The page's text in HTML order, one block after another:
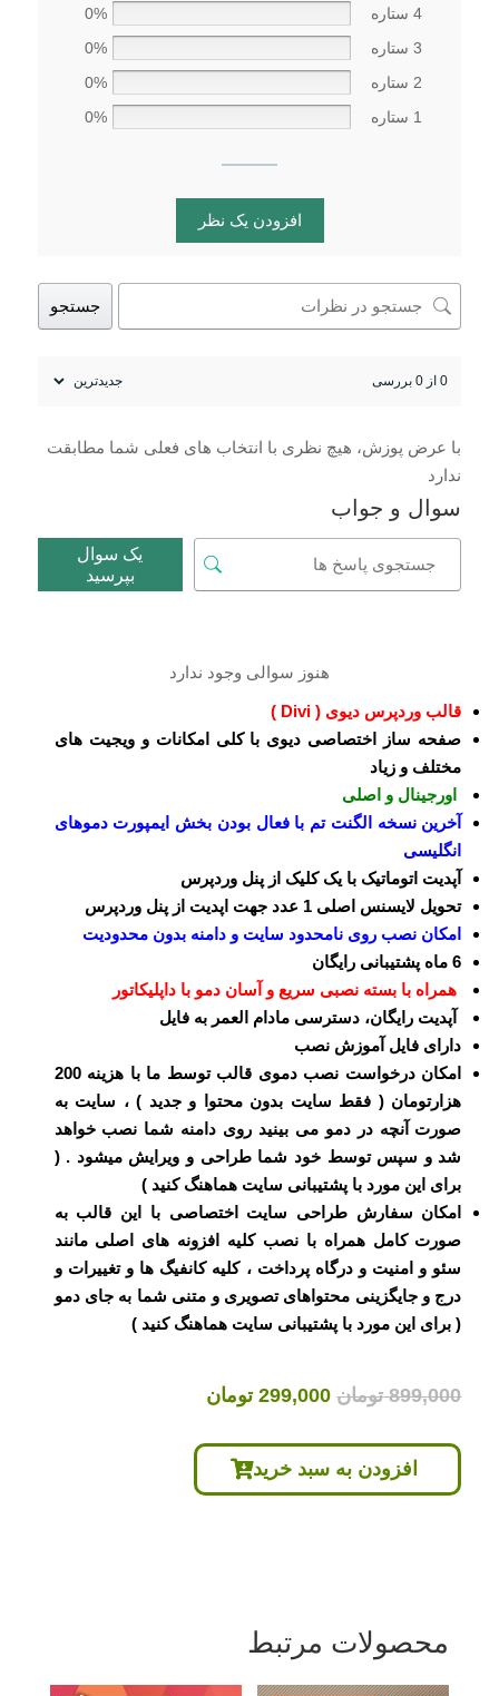
4 ستاره
0%
3 ستاره
0%
2 ستاره
0%
1 ستاره
0%
افزودن یک نظر
جستجو
0 از 0 بررسی
با عرض پوزش، هیچ نظری با انتخاب های فعلی شما مطابقت
ندارد
سوال و جواب
یک سوال
بپرسید
هنوز سوالی وجود ندارد
قالب وردپرس دیوی ( Divi )
صفحه ساز اختصاصی دیوی با کلی امکانات و ویجیت های
مختلف و زیاد
اورجینال و اصلی
آخرین نسخه الگنت تم با فعال بودن بخش ایمپورت دموهای
انگلیسی
آپدیت اتوماتیک با یک کلیک از پنل وردپرس
تحویل لایسنس اصلی 1 عدد جهت اپدیت از پنل وردپرس
امکان نصب روی نامحدود سایت و دامنه بدون محدودیت
6 ماه پشتیبانی رایگان
همراه با بسته نصبی سریع و آسان دمو با داپلیکاتور
آپدیت رایگان، دسترسی مادام العمر به فایل
دارای فایل آموزش نصب
امکان درخواست نصب دموی قالب توسط ما با هزینه 200
هزارتومان ( فقط سایت بدون محتوا و جدید ) ، سایت به
صورت آنچه در دمو می بینید روی دامنه شما نصب خواهد
شد و سپس توسط خود شما طراحی و ویرایش میشود . (
برای این مورد با پشتیبانی سایت هماهنگ کنید )
امکان سفارش طراحی سایت اختصاصی با این قالب به
صورت کامل همراه با نصب کلیه افزونه های اصلی مانند
سئو و امنیت و درگاه پرداخت ، کلیه کانفیگ ها و تغییرات و
درج و جایگزینی محتواهای تصویری و متنی شما به جای دمو
( برای این مورد با پشتیبانی سایت هماهنگ کنید )
899,000 تومان قیمت
899,000 تومان
بود.
299,000 تومانقیمت
افزودن به سبد خرید
محصولات مرتبط